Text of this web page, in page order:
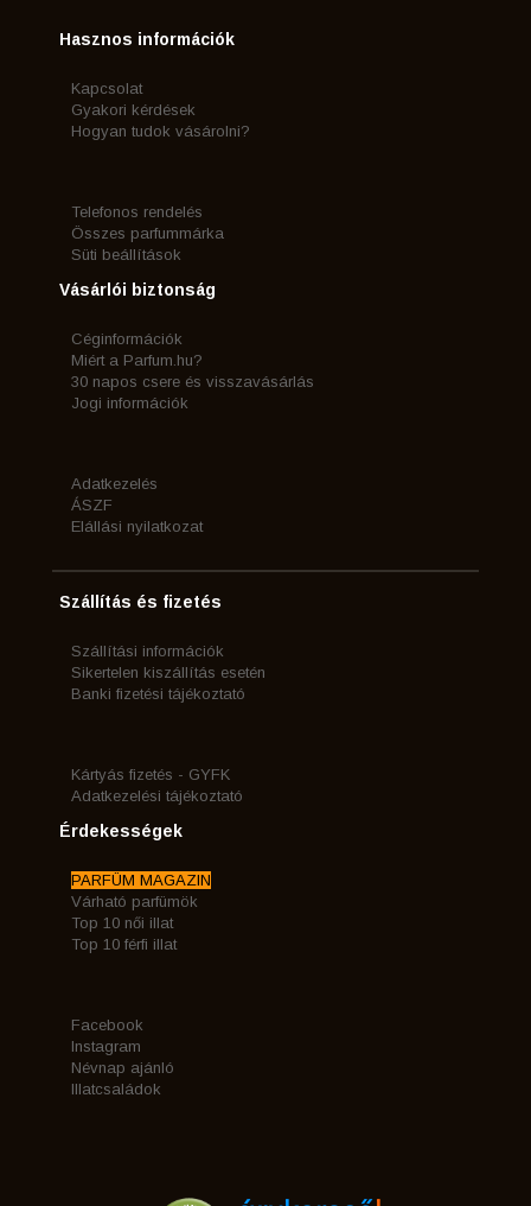
Hasznos információk
Kapcsolat
Gyakori kérdések
Hogyan tudok vásárolni?
Telefonos rendelés
Összes parfummárka
Süti beállítások
Vásárlói biztonság
Céginformációk
Miért a Parfum.hu?
30 napos csere és visszavásárlás
Jogi információk
Adatkezelés
ÁSZF
Elállási nyilatkozat
Szállítás és fizetés
Szállítási információk
Sikertelen kiszállítás esetén
Banki fizetési tájékoztató
Kártyás fizetés - GYFK
Adatkezelési tájékoztató
Érdekességek
PARFÜM MAGAZIN
Várható parfümök
Top 10 női illat
Top 10 férfi illat
Facebook
Instagram
Névnap ajánló
Illatcsaládok